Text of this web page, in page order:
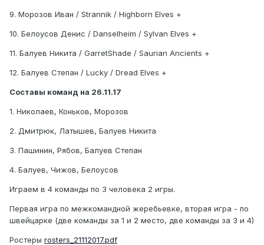
9. Морозов Иван / Strannik / Highborn Elves +
10. Белоусов Денис / Danselheim / Sylvan Elves +
11. Балуев Никита / GarretShade / Saurian Ancients +
12. Балуев Степан / Lucky / Dread Elves +
Составы команд на 26.11.17
1. Николаев, Коньков, Морозов
2. Дмитрюк, Латышев, Балуев Никита
3. Пашинин, Рябов, Балуев Степан
4. Балуев, Чижов, Белоусов
Играем в 4 команды по 3 человека 2 игры.
Первая игра по межкомандной жеребьевке, вторая игра - по
швейцарке (две команды за 1 и 2 место, две команды за 3 и 4)
Ростеры rosters_21112017.pdf